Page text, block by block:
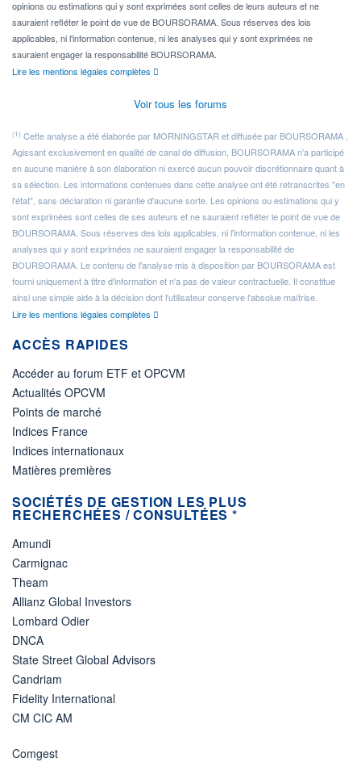
opinions ou estimations qui y sont exprimées sont celles de leurs auteurs et ne
sauraient refléter le point de vue de BOURSORAMA. Sous réserves des lois
applicables, ni l'information contenue, ni les analyses qui y sont exprimées ne
sauraient engager la responsabilité BOURSORAMA.
Lire les mentions légales complètes
Voir tous les forums
(1) Cette analyse a été élaborée par MORNINGSTAR et diffusée par BOURSORAMA .
Agissant exclusivement en qualité de canal de diffusion, BOURSORAMA n'a participé
en aucune manière à son élaboration ni exercé aucun pouvoir discrétionnaire quant à
sa sélection. Les informations contenues dans cette analyse ont été retranscrites "en
l'état", sans déclaration ni garantie d'aucune sorte. Les opinions ou estimations qui y
sont exprimées sont celles de ses auteurs et ne sauraient refléter le point de vue de
BOURSORAMA. Sous réserves des lois applicables, ni l'information contenue, ni les
analyses qui y sont exprimées ne sauraient engager la responsabilité de
BOURSORAMA. Le contenu de l'analyse mis à disposition par BOURSORAMA est
fourni uniquement à titre d'information et n'a pas de valeur contractuelle. Il constitue
ainsi une simple aide à la décision dont l'utilisateur conserve l'absolue maîtrise.
Lire les mentions légales complètes
ACCÈS RAPIDES
Accéder au forum ETF et OPCVM
Actualités OPCVM
Points de marché
Indices France
Indices internationaux
Matières premières
SOCIÉTÉS DE GESTION LES PLUS
RECHERCHÉES / CONSULTÉES *
Amundi
Carmignac
Theam
Allianz Global Investors
Lombard Odier
DNCA
State Street Global Advisors
Candriam
Fidelity International
CM CIC AM
Comgest